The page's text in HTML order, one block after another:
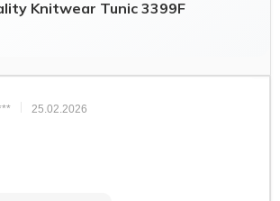
Knitwear Tunic 3399F
25.02.2026